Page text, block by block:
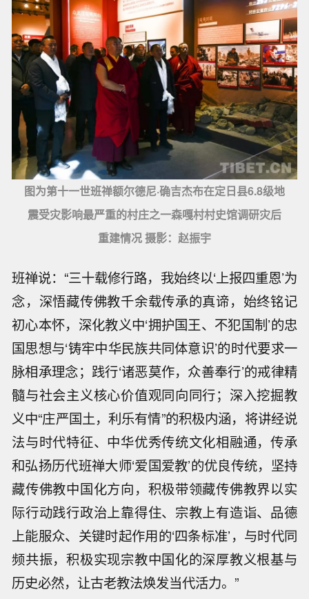
图为第十一世班禅额尔德尼·确吉杰布在定日县6.8级地
震受灾影响最严重的村庄之一森嘎村村史馆调研灾后
重建情况 摄影：赵振宇
班禅说：“三十载修行路，我始终以‘上报四重恩’为
念，深悟藏传佛教千余载传承的真谛，始终铭记
初心本怀，深化教义中‘拥护国王、不犯国制’的忠
国思想与‘铸牢中华民族共同体意识’的时代要求一
脉相承理念；践行‘诸恶莫作，众善奉行’的戒律精
髓与社会主义核心价值观同向同行；深入挖掘教
义中“庄严国土，利乐有情”的积极内涵，将讲经说
法与时代特征、中华优秀传统文化相融通，传承
和弘扬历代班禅大师‘爱国爱教’的优良传统，坚持
藏传佛教中国化方向，积极带领藏传佛教界以实
际行动践行政治上靠得住、宗教上有造诣、品德
上能服众、关键时起作用的‘四条标准’，与时代同
频共振，积极实现宗教中国化的深厚教义根基与
历史必然，让古老教法焕发当代活力。”